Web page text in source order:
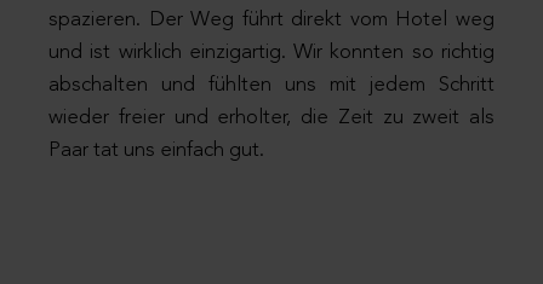
spazieren. Der Weg führt direkt vom Hotel weg
und ist wirklich einzigartig. Wir konnten so richtig
abschalten und fühlten uns mit jedem Schritt
wieder freier und erholter, die Zeit zu zweit als
Paar tat uns einfach gut.